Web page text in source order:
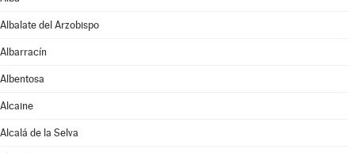
Albalate del Arzobispo
Albarracín
Albentosa
Alcaine
Alcalá de la Selva